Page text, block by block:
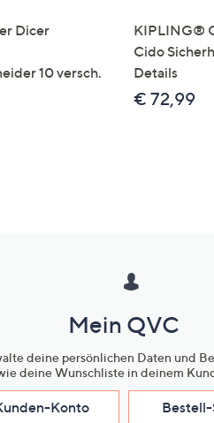
Dicer
10 versch.
KIPLING®
Cido
Details
€ 72,99
Mein QVC
deine persönlichen Daten und
deine Wunschliste in deinem
Konto